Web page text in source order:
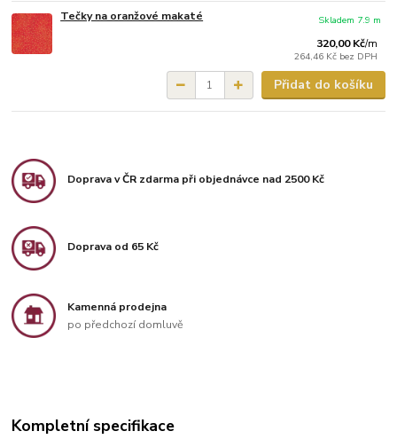
Tečky na oranžové makaté
320,00 Kč/m
264,46 Kč bez DPH
Skladem 7.9 m
Přidat do košíku
Doprava v ČR zdarma při objednávce nad 2500 Kč
Doprava od 65 Kč
Kamenná prodejna
po předchozí domluvě
Kompletní specifikace